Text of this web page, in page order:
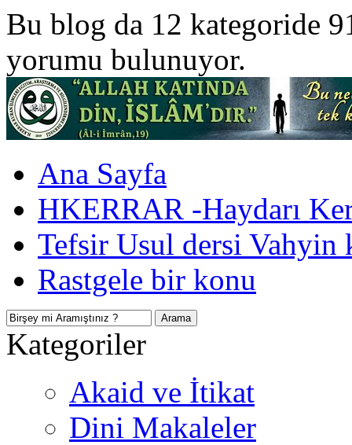
Bu blog da 12 kategoride
yorumu bulunuyor.
Ana Sayfa
HKERRAR -Haydarı
Tefsir Usul dersi Vahyin
Rastgele bir konu
Kategoriler
Akaid ve İtikat
Dini Makaleler